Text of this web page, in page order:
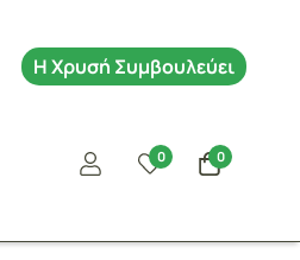
0 0
Η Χρυσή Συμβουλεύει